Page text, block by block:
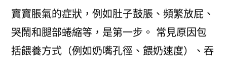
寶寶脹氣的症狀，例如肚子鼓脹、頻繁放屁、
哭鬧和腿部蜷縮等，是第一步。 常見原因包
括餵養方式（例如奶嘴孔徑、餵奶速度）、吞